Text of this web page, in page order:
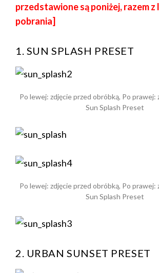
przedstawione są poniżej, razem z
pobrania]
1. SUN SPLASH PRESET
Po lewej: zdjęcie przed obróbką, Po prawej:
Sun Splash Preset
Po lewej: zdjęcie przed obróbką, Po prawej:
Sun Splash Preset
2. URBAN SUNSET PRESET